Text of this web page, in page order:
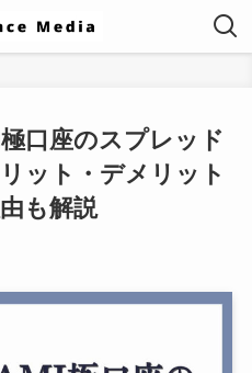
口座のスプレッド
ット・デメリット
も解説